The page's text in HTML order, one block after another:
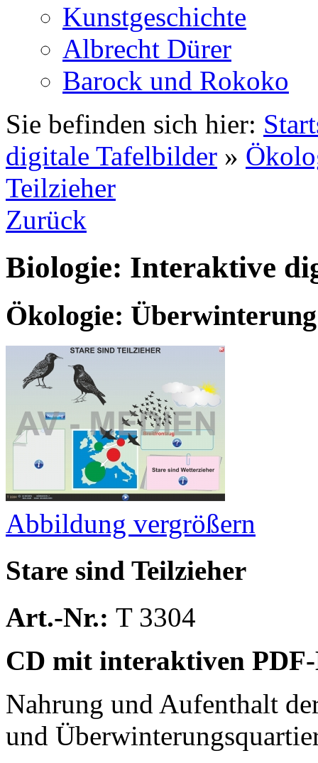
Kunstgeschichte
Albrecht Dürer
Barock und Rokoko
Sie befinden sich hier:
digitale Tafelbilder »
Teilzieher
Zurück
Biologie: Interaktive
Ökologie: Überwinterung
Abbildung vergrößern
Stare sind Teilzieher
Art.-Nr.: T 3304
CD mit interaktiven
Nahrung und Aufenthalt
und